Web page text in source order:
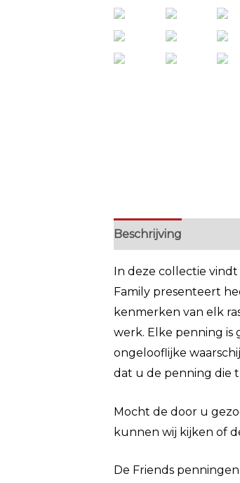
Beschrijving
In deze collectie
Family presenteert
kenmerken van elk
werk. Elke penning is
ongelooflijke
dat u de penning die
Mocht de door u
kunnen wij kijken of
De Friends